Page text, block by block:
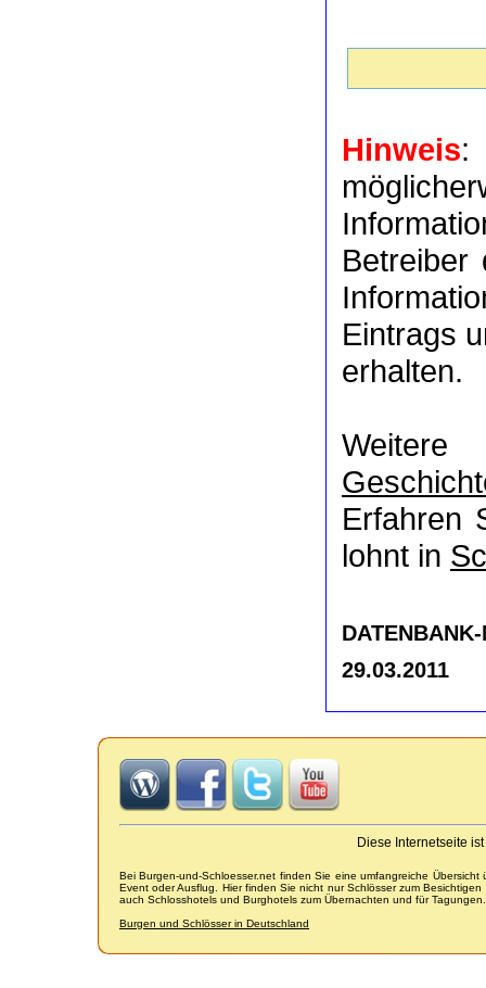
Hinweis:
Eintrags
erhalten.
Erfahren
lohnt in
29.03.2011
Diese Internetseite
Bei Burgen-und-Schloesser.net finden Sie eine umfangreiche
Event oder Ausflug. Hier finden Sie nicht nur Schlösser zum
auch Schlosshotels und Burghotels zum Übernachten und für Tagungen.
Burgen und Schlösser in Deutschland